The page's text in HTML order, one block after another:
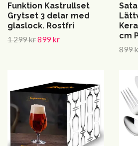
Funktion Kastrullset
Grytset 3 delar med
glaslock. Rostfri
1 299 kr899 kr
cm
899